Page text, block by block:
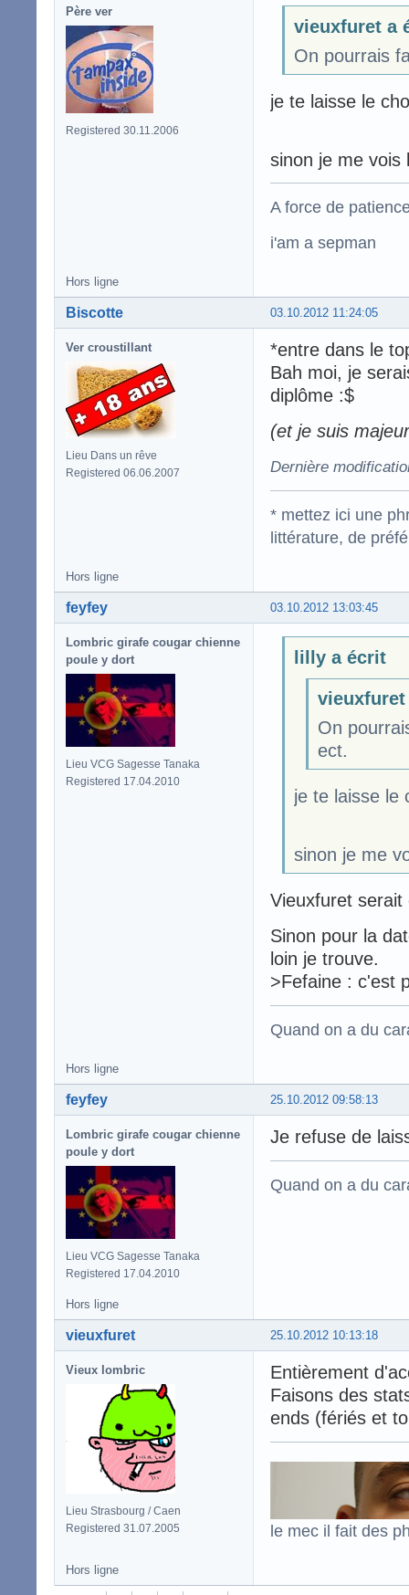
Père ver
Registered 30.11.2006
vieuxfuret a
On pourrais
je te laisse le
sinon je me vois
A force de
i'am a sepman
Hors ligne
03.10.2012 11:24:05
Biscotte
Ver croustillant
Lieu Dans un rêve
Registered 06.06.2007
*entre dans le
Bah moi, je
diplôme :$
(et je suis
Dernière
* mettez ici une
littérature, de
Hors ligne
03.10.2012 13:03:45
feyfey
Lombric girafe cougar chienne
poule y dort
Lieu VCG Sagesse Tanaka
Registered 17.04.2010
lilly a écrit
On
ect.
je te laisse le
sinon je me
Vieuxfuret
Sinon pour la
loin je trouve.
>Fefaine : c'est
Quand on a du
Hors ligne
25.10.2012 09:58:13
feyfey
Lombric girafe cougar chienne
poule y dort
Lieu VCG Sagesse Tanaka
Registered 17.04.2010
Je refuse de
Quand on a du
Hors ligne
25.10.2012 10:13:18
vieuxfuret
Vieux lombric
Lieu Strasbourg / Caen
Registered 31.07.2005
Entièrement
Faisons des
ends (fériés et
le mec il fait des
Hors ligne